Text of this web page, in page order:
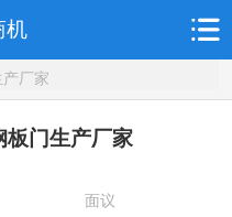
机
厂家
板门生产厂家
面议